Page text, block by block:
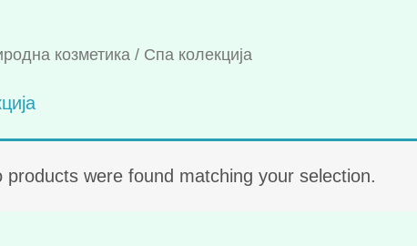
козметика / Спа колекција
products were found matching your selection.